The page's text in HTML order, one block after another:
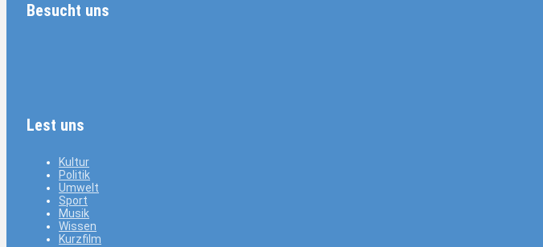
Besucht uns
Lest uns
Kultur
Politik
Umwelt
Sport
Musik
Wissen
Kurzfilm